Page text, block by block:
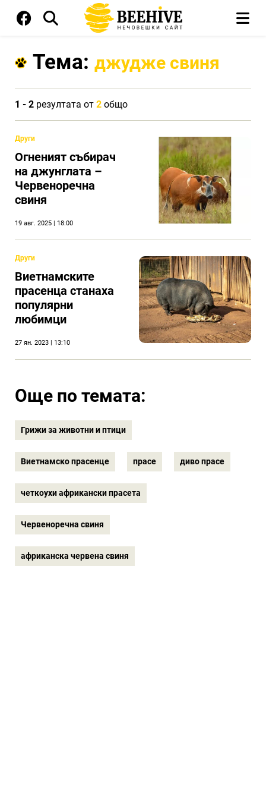
Тема: джудже свиня
1 - 2 резултата от 2 общо
Други
Огненият събирач
на джунглата –
Червеноречна
свиня
19 авг. 2025 | 18:00
Други
Виетнамските
прасенца станаха
популярни
любимци
27 ян. 2023 | 13:10
Още по темата:
Грижи за животни и птици
Виетнамско прасенце прасе диво прасе
четкоухи африкански прасета
Червеноречна свиня
африканска червена свиня